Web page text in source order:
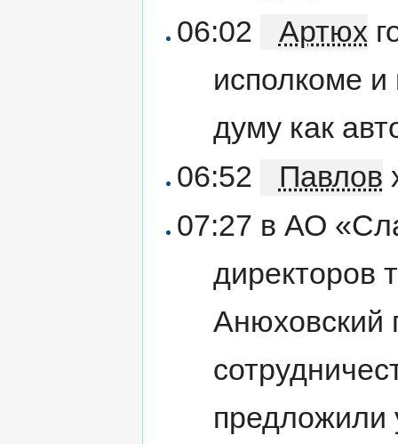
06:02
Артюх
исполкоме
думу как
06:52
Павлов
07:27 в АО
директоров
Анюховский
предложили